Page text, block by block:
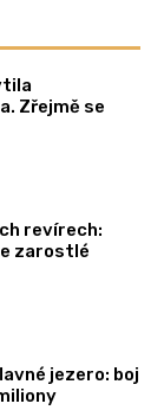
Zřejmě se
revírech:
zarostlé
jezero: boj